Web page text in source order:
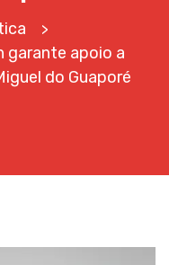
>
garante apoio a
do Guaporé